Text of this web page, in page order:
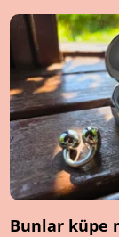
Bunlar küpe